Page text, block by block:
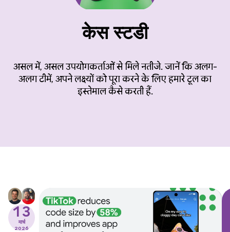
केस स्टडी
असल में, असल उपयोगकर्ताओं से मिले नतीजे. जानें कि अलग-
अलग टीमें, अपने लक्ष्यों को पूरा करने के लिए हमारे टूल का
इस्तेमाल कैसे करती हैं.
13
मार्च
2026